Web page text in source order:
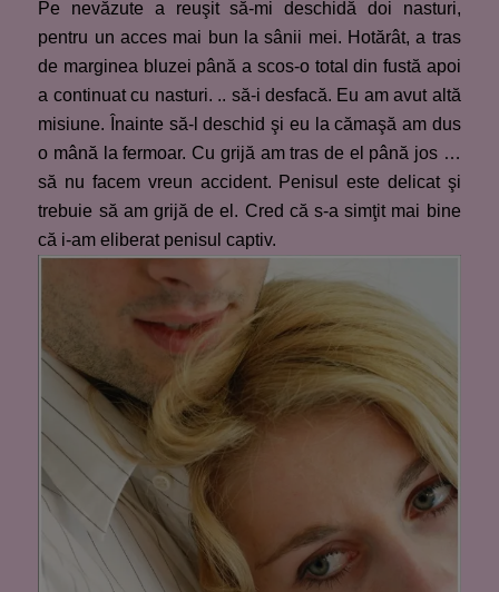
Pe nevăzute a reuşit să-mi deschidă doi nasturi,
pentru un acces mai bun la sânii mei. Hotărât, a tras
de marginea bluzei până a scos-o total din fustă apoi
a continuat cu nasturi. .. să-i desfacă. Eu am avut altă
misiune. Înainte să-l deschid şi eu la cămaşă am dus
o mână la fermoar. Cu grijă am tras de el până jos …
să nu facem vreun accident. Penisul este delicat şi
trebuie să am grijă de el. Cred că s-a simţit mai bine
că i-am eliberat penisul captiv.